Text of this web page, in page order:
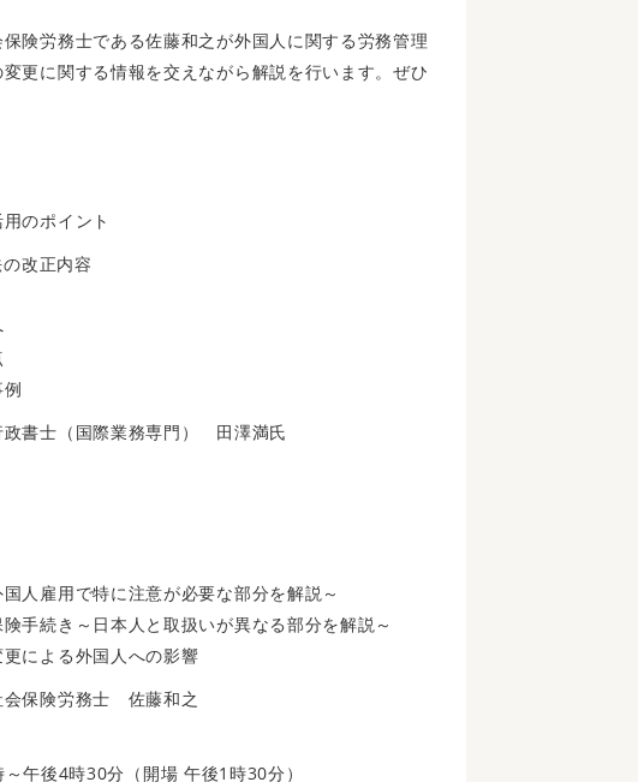
険労務士である佐藤和之が外国人に関する労務管理
更に関する情報を交えながら解説を行います。ぜひ
のポイント
改正内容
書士（国際業務専門） 田澤満氏
人雇用で特に注意が必要な部分を解説～
手続き～日本人と取扱いが異なる部分を解説～
による外国人への影響
会保険労務士 佐藤和之
後4時30分（開場 午後1時30分）